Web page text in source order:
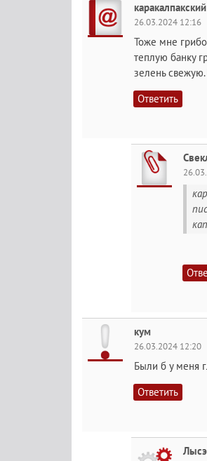
26.03.2024 12:16
Тоже мне
теплую банку
зелень
Ответить
кум
26.03.2024 12:20
Были б у меня
Ответить